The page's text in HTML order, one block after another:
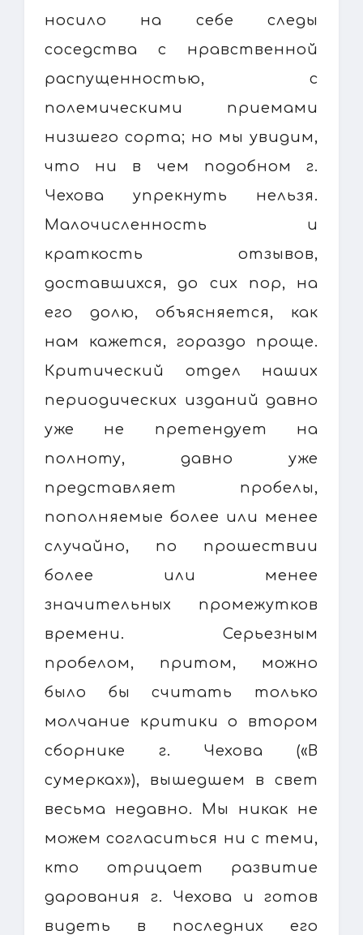
носило на себе следы
соседства с нравственной
распущенностью, с
полемическими приемами
низшего сорта; но мы увидим,
что ни в чем подобном г.
Чехова упрекнуть нельзя.
Малочисленность и
краткость отзывов,
доставшихся, до сих пор, на
его долю, объясняется, как
нам кажется, гораздо проще.
Критический отдел наших
периодических изданий давно
уже не претендует на
полноту, давно уже
представляет пробелы,
пополняемые более или менее
случайно, по прошествии
более или менее
значительных промежутков
времени. Серьезным
пробелом, притом, можно
было бы считать только
молчание критики о втором
сборнике г. Чехова («В
сумерках»), вышедшем в свет
весьма недавно. Мы никак не
можем согласиться ни с теми,
кто отрицает развитие
дарования г. Чехова и готов
видеть в последних его